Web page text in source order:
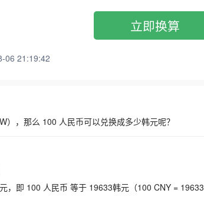
06 21:19:42
立即换算
，那么 100 人民币可以兑换成多少韩元呢？
，即 100 人民币 等于 19633韩元（100 CNY = 19633